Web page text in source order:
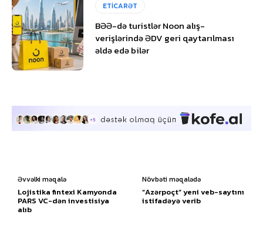
ETİCARƏT
BƏƏ-də turistlər Noon alış-
verişlərində ƏDV geri qaytarılması
əldə edə bilər
Əvvəlki məqalə
Lojistika fintexi Kamyonda
PARS VC-dən investisiya
alıb
Növbəti məqalədə
“Azərpoçt” yeni veb-saytını
istifadəyə verib